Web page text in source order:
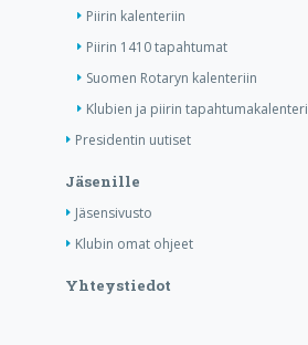
Piirin kalenteriin
Piirin 1410 tapahtumat
Suomen Rotaryn kalenteriin
Klubien ja piirin tapahtumakalenteri
Presidentin uutiset
Jäsenille
Jäsensivusto
Klubin omat ohjeet
Yhteystiedot